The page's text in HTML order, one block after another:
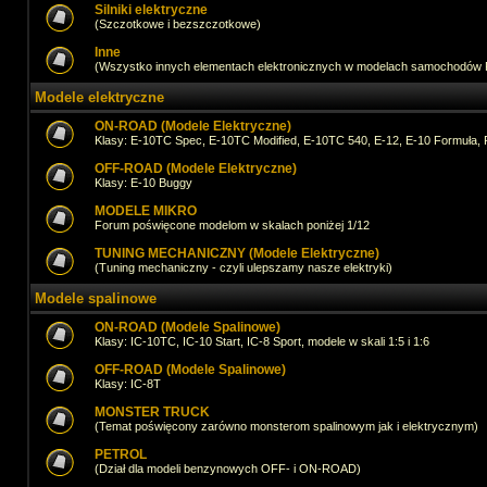
Silniki elektryczne
(Szczotkowe i bezszczotkowe)
Inne
(Wszystko innych elementach elektronicznych w modelach samochodów
Modele elektryczne
ON-ROAD (Modele Elektryczne)
Klasy: E-10TC Spec, E-10TC Modified, E-10TC 540, E-12, E-10 Formuła,
OFF-ROAD (Modele Elektryczne)
Klasy: E-10 Buggy
MODELE MIKRO
Forum poświęcone modelom w skalach poniżej 1/12
TUNING MECHANICZNY (Modele Elektryczne)
(Tuning mechaniczny - czyli ulepszamy nasze elektryki)
Modele spalinowe
ON-ROAD (Modele Spalinowe)
Klasy: IC-10TC, IC-10 Start, IC-8 Sport, modele w skali 1:5 i 1:6
OFF-ROAD (Modele Spalinowe)
Klasy: IC-8T
MONSTER TRUCK
(Temat poświęcony zarówno monsterom spalinowym jak i elektrycznym)
PETROL
(Dział dla modeli benzynowych OFF- i ON-ROAD)